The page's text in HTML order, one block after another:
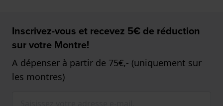
Inscrivez-vous et recevez 5€ de réduction
sur votre Montre!
A dépenser à partir de 75€,- (uniquement sur
les montres)